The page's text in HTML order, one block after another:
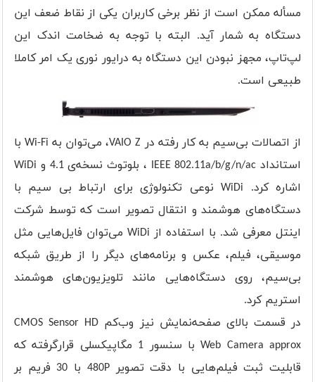
مسأله ممکن است از نظر برخی کاربران یکی از نقاط ضعف این
دستگاه به شمار آید. البته با توجه به ضخامت اندک این
لپ‌تاپ، مجهز نبودن این دستگاه به درایور نوری یک امر کاملا
طبیعی است.
از اتصالات بی‌سیم به کار رفته در VAIO Z، می‌‌توان به Wi-Fi با
استانداد IEEE 802.11a/b/g/n/ac ، بلوتوث نسخه‌ی 4.1 و WiDi
اشاره کرد. WiDi نوعی تکنولوژی برای ارتباط بی سیم با
دستگاه‌های هوشمند و انتقال تصویر است که توسط شرکت
اینتل معرفی شد. با استفاده از WiDi می‌توان فایل‌هایی مثل
موسیقی، فیلم، عکس و برنامه‌های دیگر را از طریق شبکه
بی‌سیم، روی دستگاه‌هایی مانند تلویزیون‌های هوشمند
استریم کرد.
در قسمت بالای صفحه‌نمایش نیز وب‌کم CMOS Sensor HD
Web Camera approx با سنسور 1 مگاپیکسلی قرارگرفته که
قابلیت ثبت فیلم‌هایی با دقت تصویر 480P با 30 فریم بر